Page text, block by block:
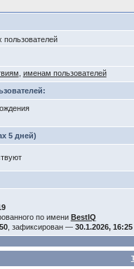
именам пользователей
5 дней)
по имени BestIQ
, зафиксирован — 30.1.2026, 16:25